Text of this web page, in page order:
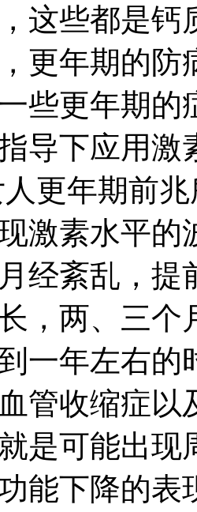
这些都是钙
更年期的防
些更年期
导下应用
更年期前
激素水平的
经紊乱，提
，两、三个
一年左右的
管收缩症以
是可能出现
能下降的表